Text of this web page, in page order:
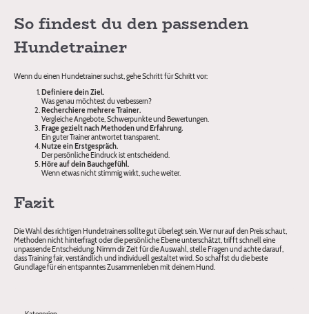
So findest du den passenden
Hundetrainer
Wenn du einen Hundetrainer suchst, gehe Schritt für Schritt vor:
Definiere dein Ziel.
Was genau möchtest du verbessern?
Recherchiere mehrere Trainer.
Vergleiche Angebote, Schwerpunkte und Bewertungen.
Frage gezielt nach Methoden und Erfahrung.
Ein guter Trainer antwortet transparent.
Nutze ein Erstgespräch.
Der persönliche Eindruck ist entscheidend.
Höre auf dein Bauchgefühl.
Wenn etwas nicht stimmig wirkt, suche weiter.
Fazit
Die Wahl des richtigen Hundetrainers sollte gut überlegt sein. Wer nur auf den Preis schaut,
Methoden nicht hinterfragt oder die persönliche Ebene unterschätzt, trifft schnell eine
unpassende Entscheidung. Nimm dir Zeit für die Auswahl, stelle Fragen und achte darauf,
dass Training fair, verständlich und individuell gestaltet wird. So schaffst du die beste
Grundlage für ein entspanntes Zusammenleben mit deinem Hund.